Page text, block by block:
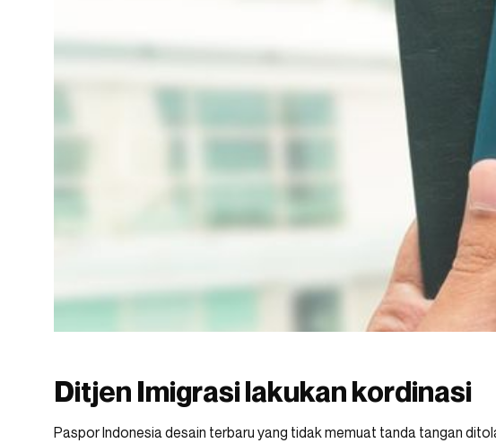
Ditjen Imigrasi lakukan kordinasi
Paspor Indonesia desain terbaru yang tidak memuat tanda tangan